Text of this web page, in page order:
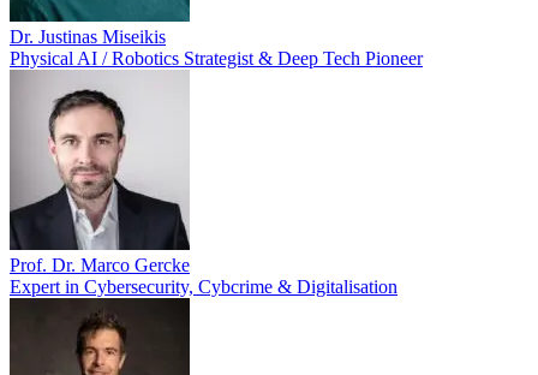
Dr. Justinas Miseikis
Physical AI / Robotics Strategist & Deep Tech Pioneer
Prof. Dr. Marco Gercke
Expert in Cybersecurity, Cybcrime & Digitalisation